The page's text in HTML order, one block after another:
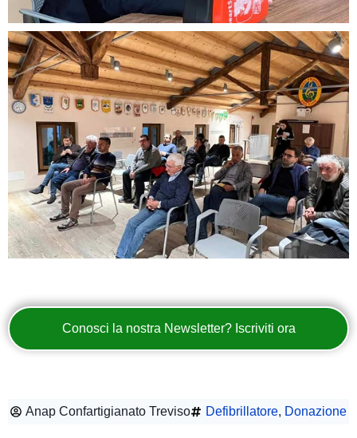
Conosci la nostra Newsletter? Iscriviti ora
Anap Confartigianato Treviso Defibrillatore, Donazione